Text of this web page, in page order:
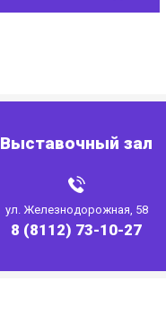
Выставочный зал
ул. Железнодорожная, 58
8 (8112) 73-10-27